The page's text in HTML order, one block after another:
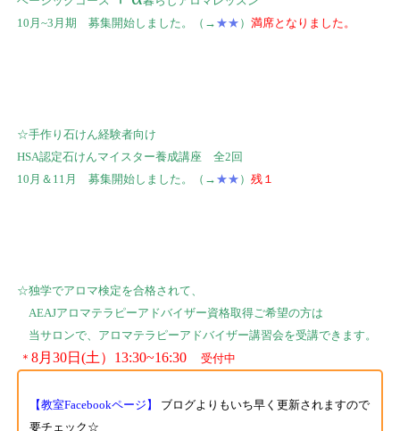
10月~3月期 募集開始しました。（→ ★★ ）満席となりました。
☆手作り石けん経験者向け
HSA認定石けんマイスター養成講座 全2回
10月＆11月 募集開始しました。（→ ★★ ）残１
☆独学でアロマ検定を合格されて、
AEAJアロマテラピーアドバイザー資格取得ご希望の方は
当サロンで、アロマテラピーアドバイザー講習会を受講できます。
＊8月30日(土）13:30~16:30受付中
【教室Facebookページ】 ブログよりもいち早く更新されますので
要チェック☆